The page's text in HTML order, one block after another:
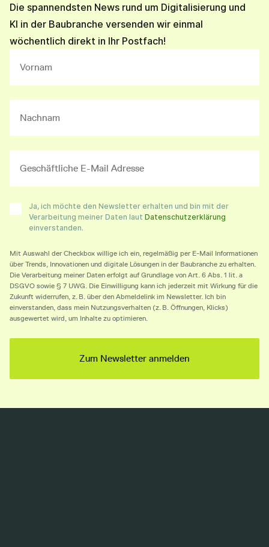
Die spannendsten News rund um Digitalisierung und
KI in der Baubranche versenden wir einmal
wöchentlich direkt in Ihr Postfach!
Ja, ich möchte den Newsletter erhalten und bin mit der
Verarbeitung meiner Daten laut Datenschutzerklärung
einverstanden.
Mit Auswahl der Checkbox willige ich ein, regelmäßig per E-Mail Informationen
über Trends, Innovationen und digitale Lösungen in der Baubranche zu erhalten.
Die Verarbeitung meiner Daten erfolgt auf Grundlage von Art. 6 Abs. 1 lit. a
DSGVO sowie § 7 UWG. Die Einwilligung kann ich jederzeit mit Wirkung für die
Zukunft widerrufen, z. B. über den Abmeldelink im Newsletter. Ich bin
einverstanden, dass mein Nutzungsverhalten (z. B. Öffnungen, Klicks)
ausgewertet wird, um Inhalte zu optimieren.